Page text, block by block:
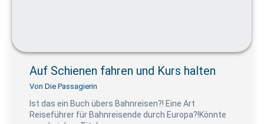
Auf Schienen fahren und Kurs halten
Von Die Passagierin
Ist das ein Buch übers Bahnreisen?! Eine Art
Reiseführer für Bahnreisende durch Europa?!Könnte